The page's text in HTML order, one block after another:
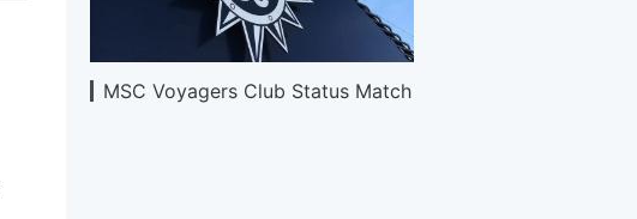
MSC Voyagers Club Status Match